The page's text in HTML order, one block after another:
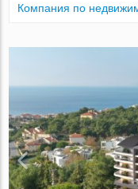
Компания по